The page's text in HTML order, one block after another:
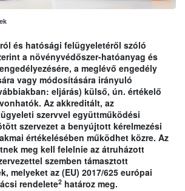
és hatósági felügyeletéről szóló
a növényvédőszer-hatóanyag és
a meglévő engedély
vagy módosítására irányuló
eljárás) külső, ún. értékelő
Az akkreditált, az
szervvel együttműködési
szervezet a benyújtott kérelmezési
értékelésében működhet közre. Az
meg kell felelnie az átruházott
szemben támasztott
melyeket az (EU) 2017/625 európai
rendelete2 határoz meg.